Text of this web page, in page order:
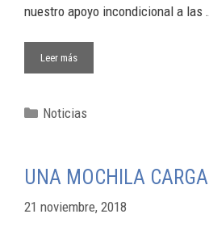
nuestro apoyo incondicional a las
Leer más
Noticias
UNA MOCHILA
21 noviembre, 2018